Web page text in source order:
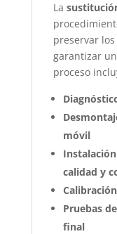
La
preservar
garantizar
proceso
móvil
calidad y
Pruebas
final